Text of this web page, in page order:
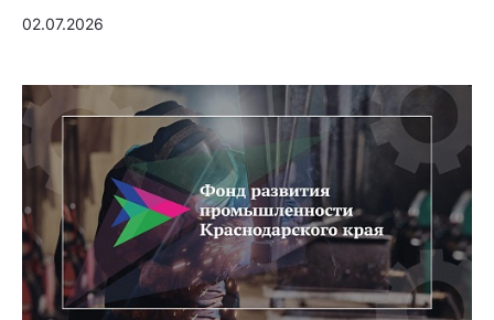
02.07.2026